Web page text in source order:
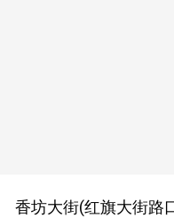
香坊大街(红旗大街路